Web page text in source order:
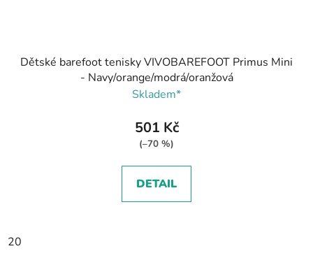
Dětské barefoot tenisky VIVOBAREFOOT Primus Mini
- Navy/orange/modrá/oranžová
Skladem*
501 Kč
(–70 %)
DETAIL
20